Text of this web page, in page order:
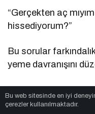
“Gerçekten aç
hissediyorum?”
Bu sorular
yeme davranışını
Suçluluk
Tetikledi?
Bu web sitesinde en iyi
çerezler kullanılmaktadır.